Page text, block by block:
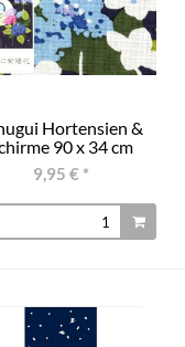
Hortensien &
90 x 34 cm
9,95 € *